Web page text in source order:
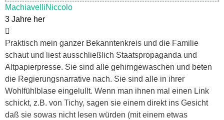
MachiavelliNiccolo
3 Jahre her
Praktisch mein ganzer Bekanntenkreis und die Familie
schaut und liest ausschließlich Staatspropaganda und
Altpapierpresse. Sie sind alle gehirngewaschen und beten
die Regierungsnarrative nach. Sie sind alle in ihrer
Wohlfühlblase eingelullt. Wenn man ihnen mal einen Link
schickt, z.B. von Tichy, sagen sie einem direkt ins Gesicht
daß sie sowas nicht lesen würden (mit einem etwas